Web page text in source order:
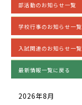
部活動のお知らせ一覧
学校行事のお知らせ一覧
入試関連のお知らせ一覧
最新情報一覧に戻る
2026年8月